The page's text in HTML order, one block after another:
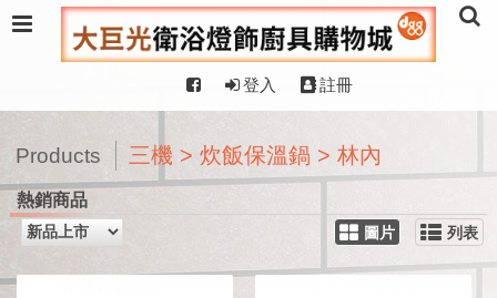
登入 註冊
Products 三機 > 炊飯保溫鍋 > 林內
熱銷商品
圖片 列表